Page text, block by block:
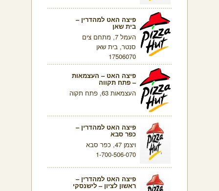
פיצה האט למהדרין –
בית שאן
העמל 7, מתחם צים
סנטר, בית שאן
17506070
פיצה האט – העצמאות
– פתח תקווה
העצמאות 63, פתח תקוה
פיצה האט למהדרין –
כפר סבא
ויצמן 47, כפר סבא
1-700-506-070
פיצה האט למהדרין –
ראשון לציון – לישנסקי